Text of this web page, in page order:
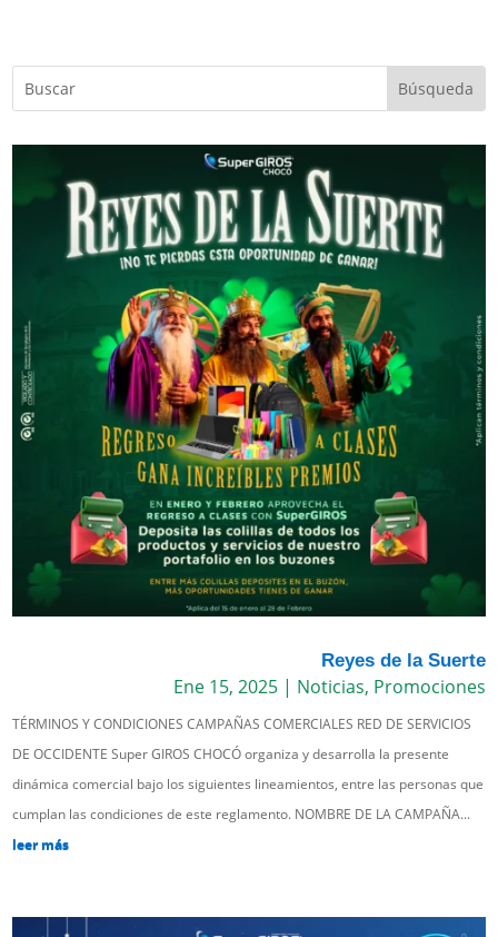
Reyes de la Suerte
Ene 15, 2025| Noticias, Promociones
TÉRMINOS Y CONDICIONES CAMPAÑAS COMERCIALES RED DE SERVICIOS
DE OCCIDENTE Super GIROS CHOCÓ organiza y desarrolla la presente
dinámica comercial bajo los siguientes lineamientos, entre las personas que
cumplan las condiciones de este reglamento. NOMBRE DE LA CAMPAÑA...
leer más